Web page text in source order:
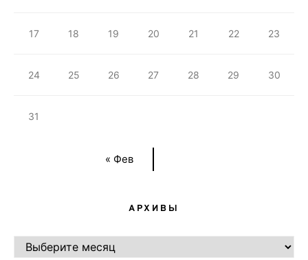
« Фев
17 18 19 20 21 22 23
24 25 26 27 28 29 30
31
АРХИВЫ
АРХИВЫ